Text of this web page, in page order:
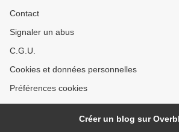
Contact
Signaler un abus
C.G.U.
Cookies et données personnelles
Préférences cookies
Créer un blog sur